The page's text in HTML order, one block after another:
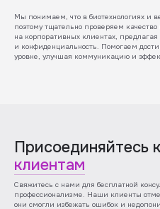
Мы понимаем, что в биотехнологиях и
поэтому тщательно проверяем
на корпоративных клиентах,
и конфиденциальность. Помогаем
уровне, улучшая коммуникацию и
Присоединяйтесь
клиентам
Свяжитесь с нами для бесплатной
профессионализме. Наши клиенты
они смогли избежать ошибок и